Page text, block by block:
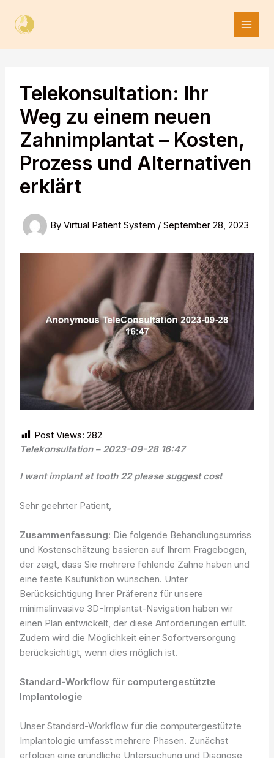
content
Telekonsultation: Ihr
Weg zu einem neuen
Zahnimplantat – Kosten,
Prozess und Alternativen
erklärt
ByVirtual Patient System /September 28, 2023
Post Views: 282
Telekonsultation – 2023-09-28 16:47
I want implant at tooth 22 please suggest cost
Sehr geehrter Patient,
Zusammenfassung: Die folgende Behandlungsumriss
und Kostenschätzung basieren auf Ihrem Fragebogen,
der zeigt, dass Sie mehrere fehlende Zähne haben und
eine feste Kaufunktion wünschen. Unter
Berücksichtigung Ihrer Präferenz für unsere
minimalinvasive 3D-Implantat-Navigation haben wir
einen Plan entwickelt, der diese Anforderungen erfüllt.
Zudem wird die Möglichkeit einer Sofortversorgung
berücksichtigt, wenn dies möglich ist.
Standard-Workflow für computergestützte
Implantologie
Unser Standard-Workflow für die computergestützte
Implantologie umfasst mehrere Phasen. Zunächst
erfolgen eine gründliche Untersuchung und Diagnose,